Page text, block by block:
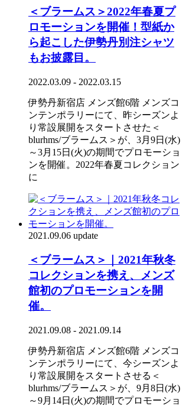
＜ブラームス＞2022年春夏プ
ロモーションを開催！型紙か
ら起こした伊勢丹別注シャツ
もお披露目。
2022.03.09 - 2022.03.15
伊勢丹新宿店 メンズ館6階 メンズコ
ンテンポラリーにて、昨シーズンよ
り常設展開をスタートさせた＜
blurhms/ブラームス＞が、3月9日(水)
～3月15日(火)の期間でプロモーショ
ンを開催。2022年春夏コレクション
に
2021.09.06 update
＜ブラームス＞｜2021年秋冬
コレクションを携え、メンズ
館初のプロモーションを開
催。
2021.09.08 - 2021.09.14
伊勢丹新宿店 メンズ館6階 メンズコ
ンテンポラリーにて、今シーズンよ
り常設展開をスタートさせる＜
blurhms/ブラームス＞が、9月8日(水)
～9月14日(火)の期間でプロモーショ